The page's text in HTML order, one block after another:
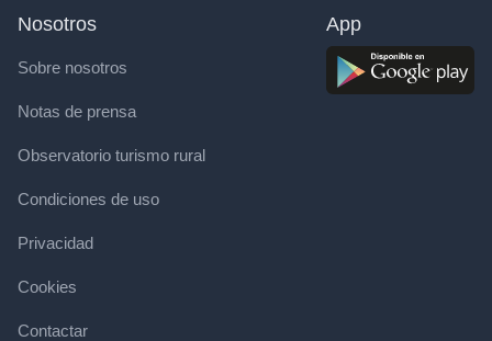
Nosotros
Sobre nosotros
Notas de prensa
Observatorio turismo rural
Condiciones de uso
Privacidad
Cookies
Contactar
App